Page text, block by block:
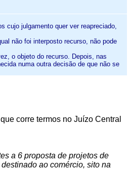
cujo julgamento quer ver reapreciado,
não foi interposto recurso, não pode
o objeto do recurso. Depois, nas
numa outra decisão de que não se
corre termos no Juízo Central
a 6 proposta de projetos de
ao comércio, sito na